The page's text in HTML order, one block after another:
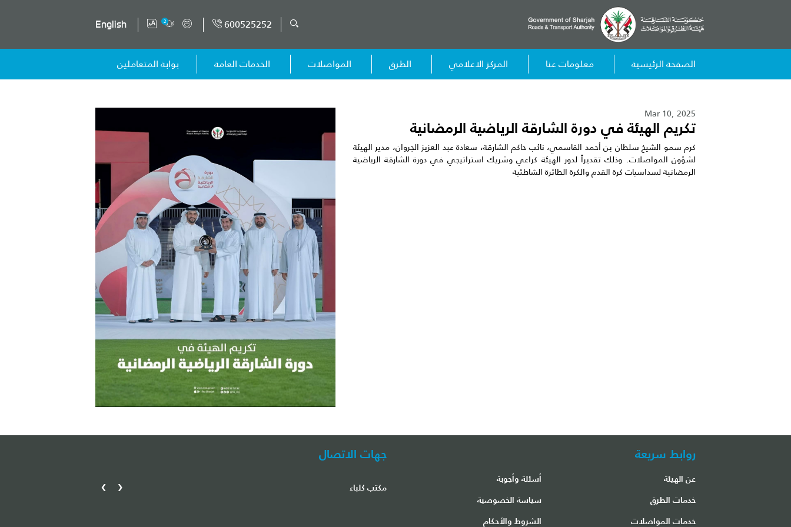
600525252
2
English
الصفحة الرئيسية معلومات عنا المركز الاعلامي الطرق المواصلات الخدمات العامة بوابة المتعاملين
Mar 10, 2025
تكريم الهيئة في دورة الشارقة الرياضية الرمضانية
كرم سمو الشيخ سلطان بن أحمد القاسمي، نائب حاكم الشارقة، سعادة عبد العزيز الجروان، مدير الهيئة
لشؤون المواصلات. وذلك تقديراً لدور الهيئة كراعي وشريك استراتيجي في دورة الشارقة الرياضية
الرمضانية لسداسيات كرة القدم والكرة الطائرة الشاطئية
روابط سريعة
عن الهيئة
أسئلة وأجوبة
خدمات الطرق
سياسة الخصوصية
خدمات المواصلات
الشروط والأحكام
جهات الاتصال
مكتب مطار الشارقة الدولي مكتب كلباء ‹
›